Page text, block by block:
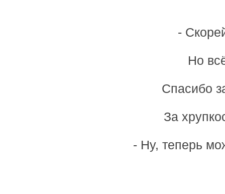
-
Но
Спасибо
За
- Ну, теперь